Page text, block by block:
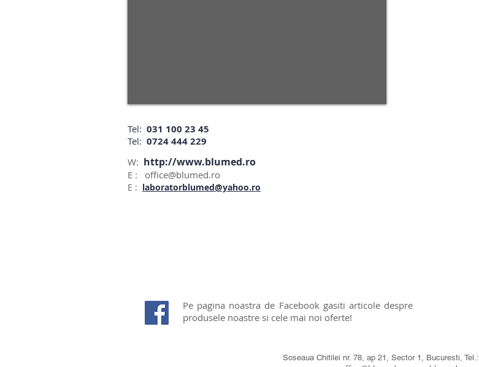
Tel: 031 100 23 45
Tel: 0724 444 229
W: http://www.blumed.ro
E : office@blumed.ro
E : laboratorblumed@yahoo.ro
Pe pagina noastra de Facebook gasiti articole despre
produsele noastre si cele mai noi oferte!
Soseaua Chitilei nr. 78, ap 21, Sector 1, Bucuresti, Tel.: